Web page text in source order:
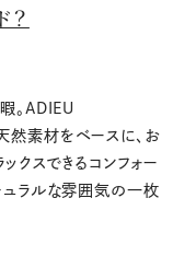
？
。ADIEU
然素材をベースに、お
クスできるコンフォー
ュラルな雰囲気の一枚